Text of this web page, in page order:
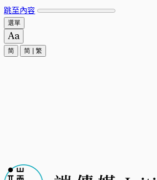
跳至內容
選單
简 简 繁